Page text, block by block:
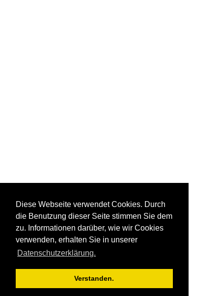
Diese Webseite verwendet Cookies. Durch
die Benutzung dieser Seite stimmen Sie dem
zu. Informationen darüber, wie wir Cookies
verwenden, erhalten Sie in unserer
Datenschutzerklärung.
Verstanden.